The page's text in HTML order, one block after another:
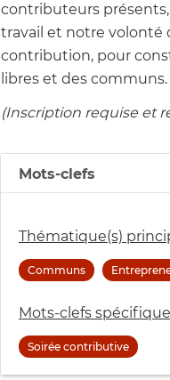
contributeurs
travail et notre volonté
contribution, pour
libres et des communs.
(Inscription requise et
Mots-clefs
Thématique(s)
Communs
Mots-clefs
Soirée contributive